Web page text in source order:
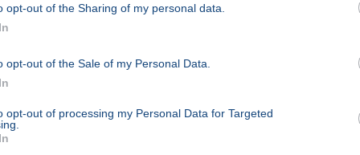
opt-out of the Sharing of my personal data.
opt-out of the Sale of my Personal Data.
opt-out of processing my Personal Data for Targeted
dokumentációvalés
adminisztráció nem hátráltatja a
a
környezetet teremtenek. A program
mint a